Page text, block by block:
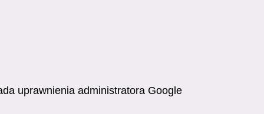
uprawnienia administratora Google